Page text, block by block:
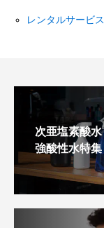
レンタルサービス
次亜塩素酸水
強酸性水特集